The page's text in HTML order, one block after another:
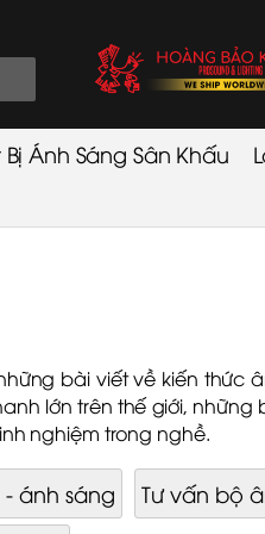
Bị Ánh Sáng Sân Khấu
bài viết về kiến thức
lớn trên thế giới,
nghiệm trong nghề.
ánh sáng
Tư vấn bộ